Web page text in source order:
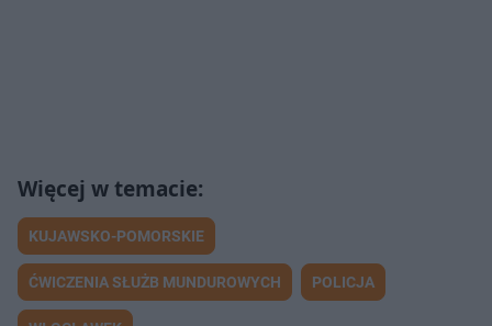
KUJAWSKO-POMORSKIE
ĆWICZENIA SŁUŻB MUNDUROWYCH POLICJA